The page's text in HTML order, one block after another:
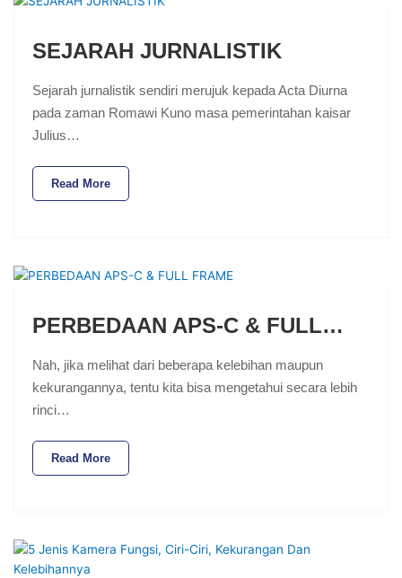
SEJARAH JURNALISTIK
Sejarah jurnalistik sendiri merujuk kepada Acta Diurna
pada zaman Romawi Kuno masa pemerintahan kaisar
Julius…
Read More
PERBEDAAN APS-C & FULL…
Nah, jika melihat dari beberapa kelebihan maupun
kekurangannya, tentu kita bisa mengetahui secara lebih
rinci…
Read More